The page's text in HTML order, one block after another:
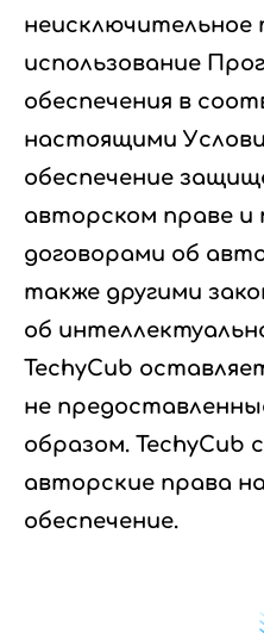
неисключительное
использование
обеспечения в
настоящими
обеспечение
авторском праве и
договорами об
также другими
об
TechyCub
не
образом. TechyCub
авторские права
обеспечение.